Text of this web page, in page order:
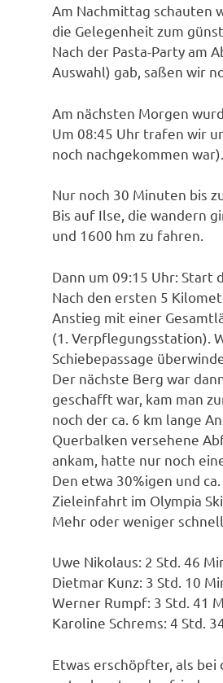
Am Nachmittag schauten
die Gelegenheit zum
Nach der Pasta-Party am
Auswahl) gab, saßen wir
Am nächsten Morgen
Um 08:45 Uhr trafen wir
noch nachgekommen war).
Nur noch 30 Minuten bis
Bis auf Ilse, die wandern
und 1600 hm zu fahren.
Dann um 09:15 Uhr: Start
Nach den ersten 5
Anstieg mit einer
(1. Verpflegungsstation).
Schiebepassage
Der nächste Berg war
geschafft war, kam man
noch der ca. 6 km lange
Querbalken versehene
ankam, hatte nur noch
Den etwa 30%igen und
Zieleinfahrt im Olympia
Mehr oder weniger
Uwe Nikolaus: 2 Std. 46
Dietmar Kunz: 3 Std. 10
Werner Rumpf: 3 Std. 41
Karoline Schrems: 4 Std.
Etwas erschöpfter, als